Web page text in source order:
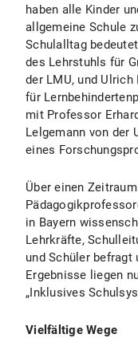
haben alle Kinder
allgemeine Schule
Schulalltag
des Lehrstuhls für
der LMU, und
für
mit Professor
Lelgemann von der
eines
Über einen
in Bayern
Lehrkräfte,
und Schüler befragt
Ergebnisse liegen
„Inklusives
Vielfältige Wege